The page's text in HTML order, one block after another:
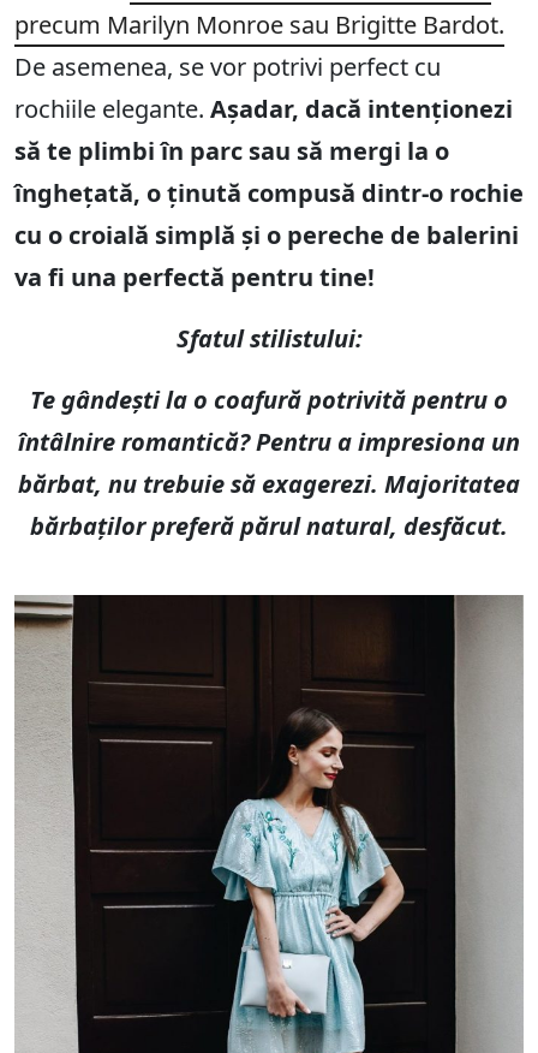
precum Marilyn Monroe sau Brigitte Bardot.
De asemenea, se vor potrivi perfect cu
rochiile elegante. Așadar, dacă intenționezi
să te plimbi în parc sau să mergi la o
înghețată, o ținută compusă dintr-o rochie
cu o croială simplă și o pereche de balerini
va fi una perfectă pentru tine!
Sfatul stilistului:
Te gândești la o coafură potrivită pentru o
întâlnire romantică? Pentru a impresiona un
bărbat, nu trebuie să exagerezi. Majoritatea
bărbaților preferă părul natural, desfăcut.